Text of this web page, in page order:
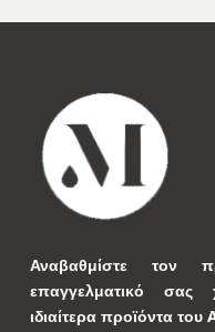
Αναβαθμίστε τον
επαγγελματικό
ιδιαίτερα προϊόντα